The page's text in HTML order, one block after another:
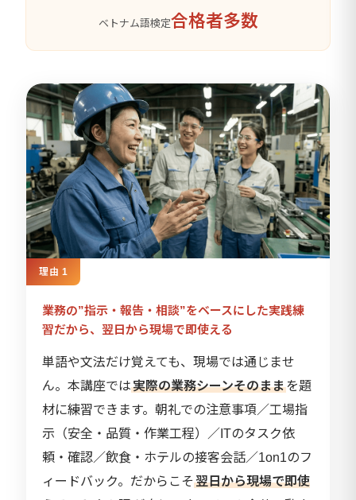
ベトナム語検定合格者多数
理由 1
業務の”指示・報告・相談”をベースにした実践練
習だから、翌日から現場で即使える
単語や文法だけ覚えても、現場では通じませ
ん。本講座では実際の業務シーンそのままを題
材に練習できます。朝礼での注意事項／工場指
示（安全・品質・作業工程）／ITのタスク依
頼・確認／飲食・ホテルの接客会話／1on1のフ
ィードバック。だからこそ翌日から現場で即使